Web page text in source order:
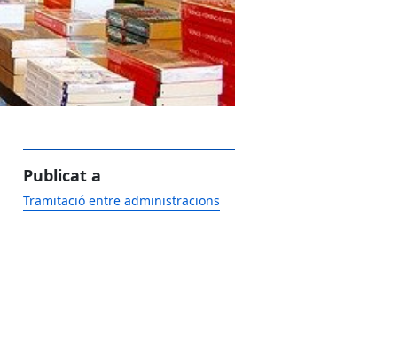
Publicat a
Tramitació entre administracions